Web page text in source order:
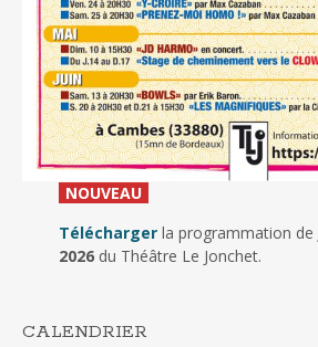
NOUVEAU_
Télécharger la programmation de
2026du Théâtre Le Jonchet.
CALENDRIER